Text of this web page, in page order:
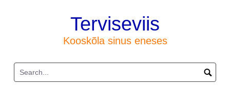
Terviseviis
Kooskõla sinus eneses